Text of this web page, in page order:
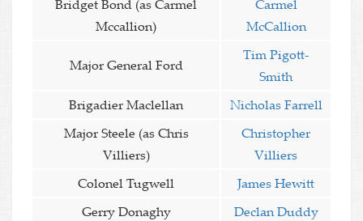
Carmel
McCallion
Bridget Bond (as Carmel
Mccallion)
Tim Pigott-
Smith
Major General Ford
Nicholas Farrell
Brigadier Maclellan
Christopher
Villiers
Major Steele (as Chris
Villiers)
James Hewitt
Colonel Tugwell
Declan Duddy
Gerry Donaghy